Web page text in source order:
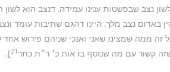
נצב שבפשטות ענינו עמידה, דנצב הוא
באדום נצב מלך, היינו דהגם שתיבות עומד
זה ממה שמצינו שאני ואנכי שניהם פירוש אחד
[שזה קשור עם מה שנוסף בו אות כ׳ ר״ת כתר21
].